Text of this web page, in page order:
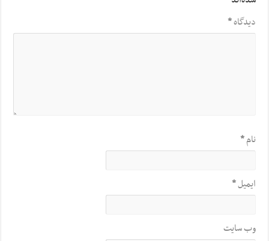
دیدگاه*
نام*
ایمیل*
وب‌ سایت